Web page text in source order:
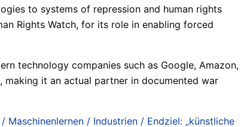
to systems of repression and human rights
Rights Watch, for its role in enabling forced
technology companies such as Google, Amazon,
it an actual partner in documented war
Maschinenlernen / Industrien / Endziel: „künstliche